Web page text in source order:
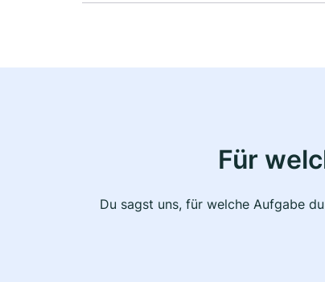
Für
Du sagst uns, für welche Aufgabe